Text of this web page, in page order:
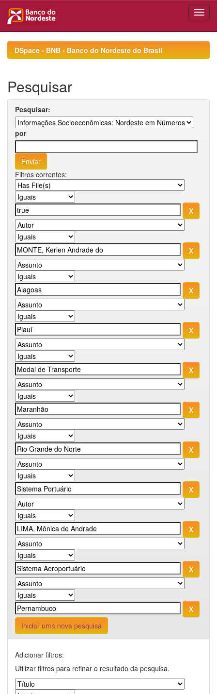
navigationDSpace - BNB - Banco do Nordeste do Brasil
Pesquisar
Pesquisar:
por
Filtros correntes:
Iniciar uma nova pesquisa
Adicionar filtros:
Utilizar filtros para refinar o resultado da pesquisa.